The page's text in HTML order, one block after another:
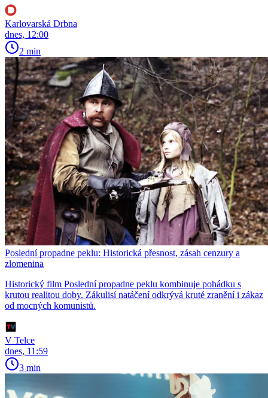
Karlovarská Drbna
dnes, 12:00
2 min
Poslední propadne peklu: Historická přesnost, zásah cenzury a
zlomenina
Historický film Poslední propadne peklu kombinuje pohádku s
krutou realitou doby. Zákulisí natáčení odkrývá kruté zranění i zákaz
od mocných komunistů.
V Telce
dnes, 11:59
3 min